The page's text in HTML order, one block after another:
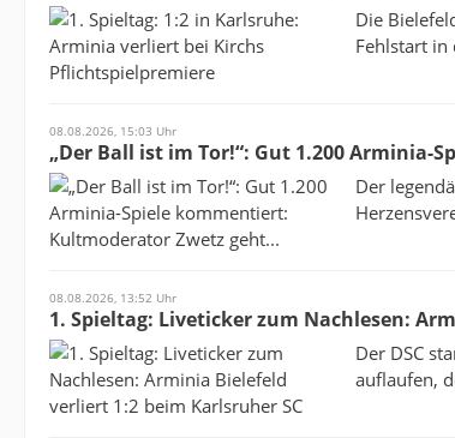
Die
Fehlstart in
08.08.2026, 15:03 Uhr
„Der Ball ist im Tor!“: Gut 1.200
Der
08.08.2026, 13:52 Uhr
1. Spieltag: Liveticker zum Nachlesen:
Der DSC
auflaufen,